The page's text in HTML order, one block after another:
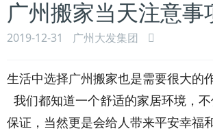
广州搬家当天注意事
2019-12-31 广州大发集团
生活中选择广州搬家也是需要很大的
我们都知道一个舒适的家居环境，
保证，当然更是会给人带来平安幸福